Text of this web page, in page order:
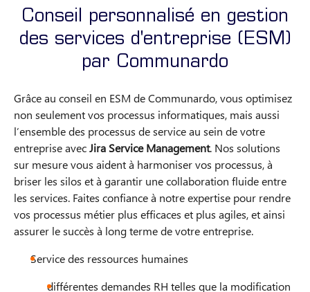
Conseil personnalisé en gestion
des services d'entreprise (ESM)
par Communardo
Grâce au conseil en ESM de Communardo, vous optimisez
non seulement vos processus informatiques, mais aussi
l’ensemble des processus de service au sein de votre
entreprise avecJira Service Management. Nos solutions
sur mesure vous aident à harmoniser vos processus, à
briser les silos et à garantir une collaboration fluide entre
les services. Faites confiance à notre expertise pour rendre
vos processus métier plus efficaces et plus agiles, et ainsi
assurer le succès à long terme de votre entreprise.
Service des ressources humaines
différentes demandes RH telles que la modification